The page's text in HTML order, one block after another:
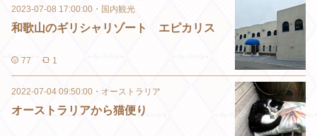
2023-07-08 17:00:00 ・ 国内観光
和歌山のギリシャリゾート エピカリス
77 1
2022-07-04 09:50:00 ・ オーストラリア
オーストラリアから猫便り